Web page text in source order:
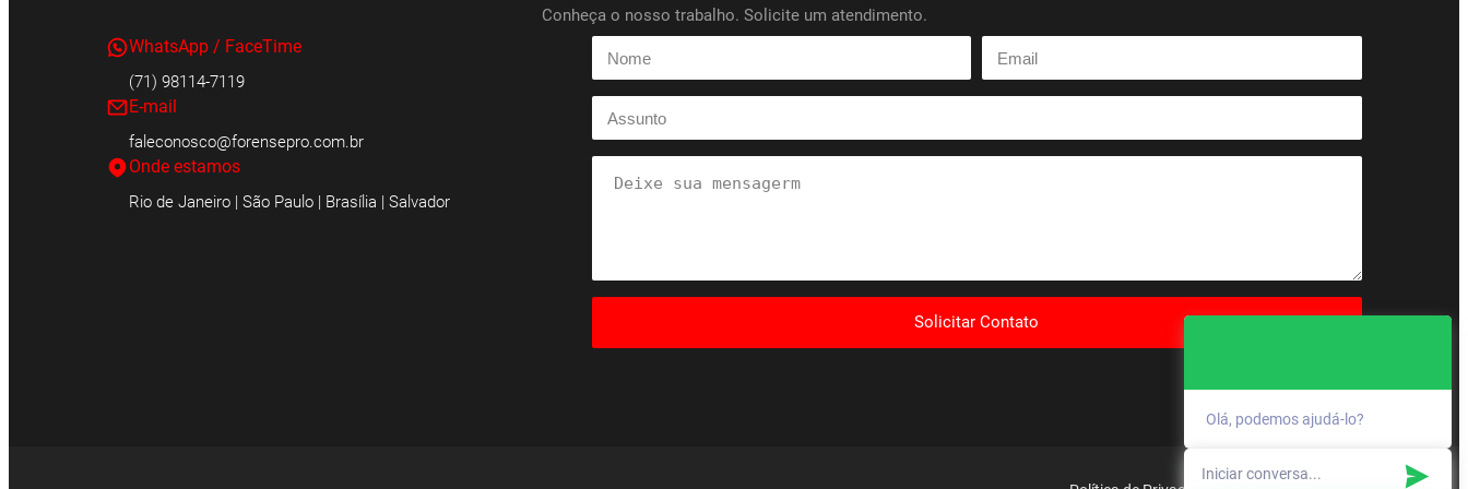
Conheça o nosso trabalho. Solicite um atendimento.
WhatsApp / FaceTime
(71) 98114-7119
E-mail
faleconosco@forensepro.com.br
Onde estamos
Rio de Janeiro | São Paulo | Brasília | Salvador
Solicitar Contato
Olá, podemos ajudá-lo?